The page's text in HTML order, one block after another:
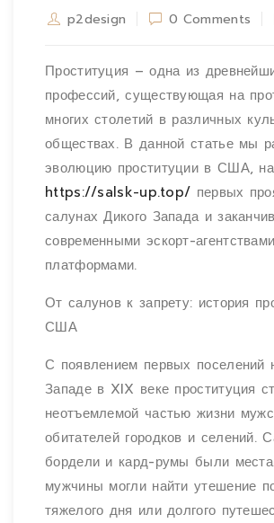
p2design 0 Comments
Проституция – одна из
профессий, существующая на
многих столетий в различных
обществах. В данной статье мы
эволюцию проституции в США,
https://salsk-up.top/ первых
салунах Дикого Запада и
современными эскорт-
платформами.
От салунов к запрету: история
США
С появлением первых поселений
Западе в XIX веке проституция
неотъемлемой частью жизни
обитателей городков и селений.
бордели и кард-румы были
мужчины могли найти утешение
тяжелого дня или долгого